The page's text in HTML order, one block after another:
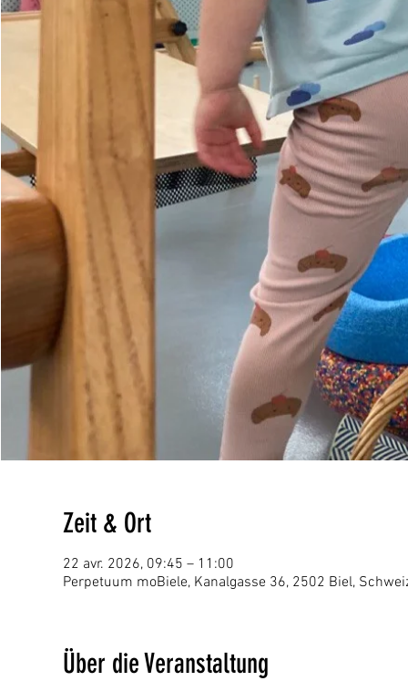
Zeit & Ort
22 avr. 2026, 09:45 – 11:00
Perpetuum moBiele, Kanalgasse 36, 2502 Biel,
Über die Veranstaltung